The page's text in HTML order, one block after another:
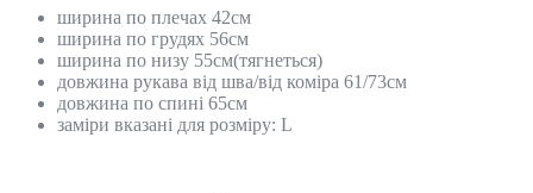
ширина по плечах 42см
ширина по грудях 56см
ширина по низу 55см(тягнеться)
довжина рукава від шва/від коміра 61/73см
довжина по спині 65см
заміри вказані для розміру: L